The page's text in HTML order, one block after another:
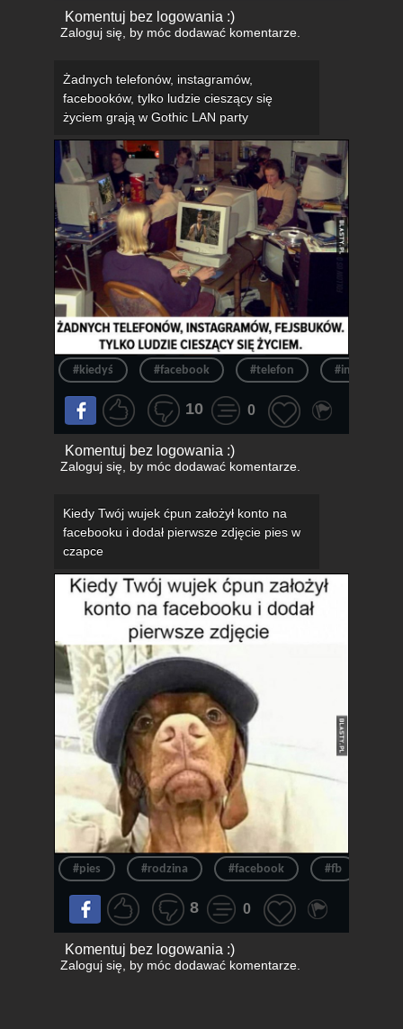
Komentuj bez logowania :)
Zaloguj się, by móc dodawać komentarze.
Żadnych telefonów, instagramów,
facebooków, tylko ludzie cieszący się
życiem grają w Gothic LAN party
#kiedyś #facebook #telefon #instagram
10 0
Komentuj bez logowania :)
Zaloguj się, by móc dodawać komentarze.
Kiedy Twój wujek ćpun założył konto na
facebooku i dodał pierwsze zdjęcie pies w
czapce
#pies #rodzina #facebook #fb
8 0
Komentuj bez logowania :)
Zaloguj się, by móc dodawać komentarze.